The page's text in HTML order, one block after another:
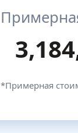
*Примерная